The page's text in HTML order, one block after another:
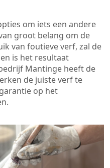
om iets een andere
groot belang om de
van foutieve verf, zal de
is het resultaat
Mantinge heeft de
de juiste verf te
op het